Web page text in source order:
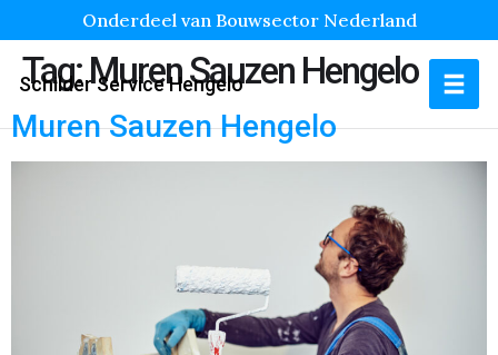
Onderdeel van Bouwsector Nederland
Schilder Service Hengelo
Tag:Muren Sauzen Hengelo
Muren Sauzen Hengelo